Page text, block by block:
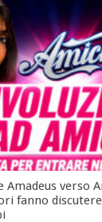
Amadeus verso
fanno